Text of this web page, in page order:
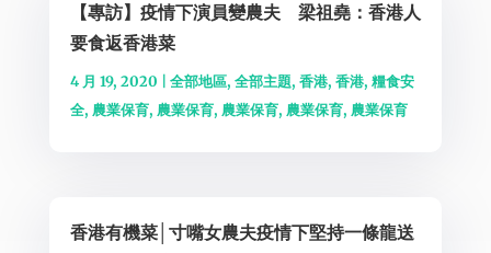
【專訪】疫情下演員變農夫 梁祖堯：香港人
要食返香港菜
4 月 19, 2020 全部地區, 全部主題, 香港, 香港, 糧食安
全, 農業保育, 農業保育, 農業保育, 農業保育, 農業保育
香港有機菜│寸嘴女農夫疫情下堅持一條龍送